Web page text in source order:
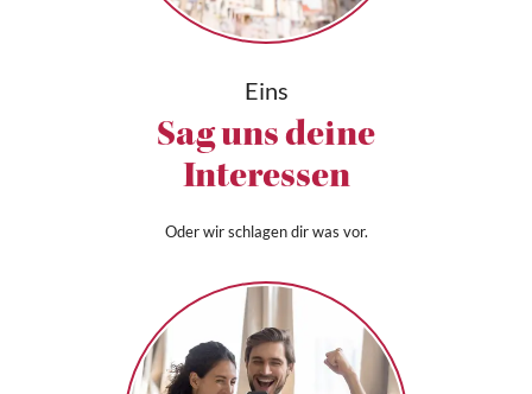
Eins
Sag uns deine
Interessen
Oder wir schlagen dir was vor.